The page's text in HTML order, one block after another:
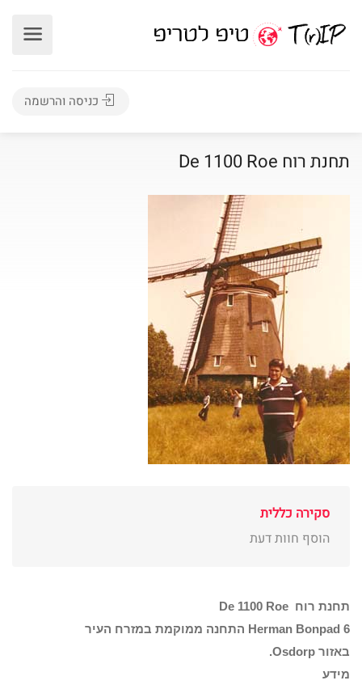
כניסה והרשמה
תחנת רוח De 1100 Roe
סקירה כללית
הוסף חוות דעת
תחנת רוח De 1100 Roe
Herman Bonpad 6 התחנה ממוקמת במזרח העיר
באזור Osdorp.
מידע